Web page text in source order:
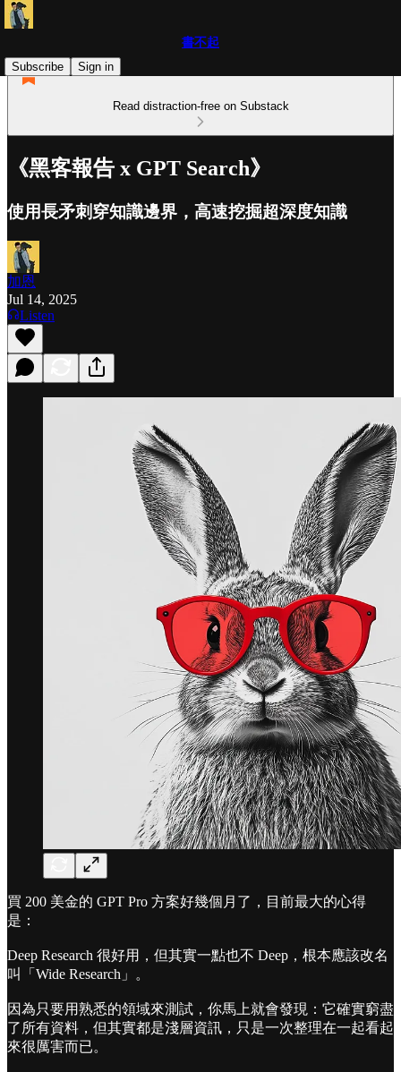
書不起
Subscribe
Sign in
Read distraction-free on Substack
《黑客報告 x GPT Search》
使用長矛刺穿知識邊界，高速挖掘超深度知識
加恩
Jul 14, 2025
Listen
買 200 美金的 GPT Pro 方案好幾個月了，目前最大的心得
是：
Deep Research 很好用，但其實一點也不 Deep，根本應該改名
叫「Wide Research」。
因為只要用熟悉的領域來測試，你馬上就會發現：它確實窮盡
了所有資料，但其實都是淺層資訊，只是一次整理在一起看起
來很厲害而已。